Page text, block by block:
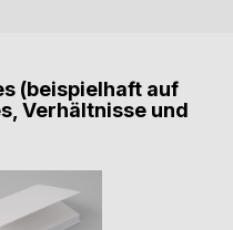
(beispielhaft auf
Verhältnisse und